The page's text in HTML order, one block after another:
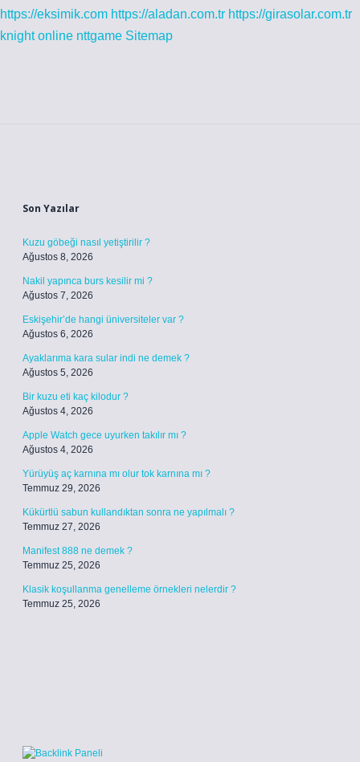
https://eksimik.com https://aladan.com.tr https://girasolar.com.tr
knight online nttgame Sitemap
Son Yazılar
Kuzu göbeği nasıl yetiştirilir ?
Ağustos 8, 2026
Nakil yapınca burs kesilir mi ?
Ağustos 7, 2026
Eskişehir’de hangi üniversiteler var ?
Ağustos 6, 2026
Ayaklarıma kara sular indi ne demek ?
Ağustos 5, 2026
Bir kuzu eti kaç kilodur ?
Ağustos 4, 2026
Apple Watch gece uyurken takılır mı ?
Ağustos 4, 2026
Yürüyüş aç karnına mı olur tok karnına mı ?
Temmuz 29, 2026
Kükürtlü sabun kullandıktan sonra ne yapılmalı ?
Temmuz 27, 2026
Manifest 888 ne demek ?
Temmuz 25, 2026
Klasik koşullanma genelleme örnekleri nelerdir ?
Temmuz 25, 2026